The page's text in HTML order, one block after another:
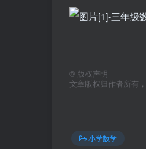
© 版权声明
文章版权归作者所有
小学数学